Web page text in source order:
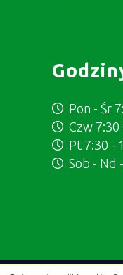
Pon - Śr
Czw 7:30
Pt 7:30 -
Sob - Nd